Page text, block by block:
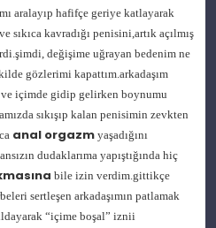
aralayıp hafifçe geriye katlayarak
kavradığı penisini,artık açılmış
değişime uğrayan bedenim ne
gözlerimi kapattım.arkadaşım
ve içimde gidip gelirken boynumu
sıkışıp kalan penisimin zevkten
anal orgazm yaşadığını
dudaklarıma yapıştığında hiç
bile izin verdim.gittikçe
sertleşen arkadaşımın patlamak
“içime boşal” iznii